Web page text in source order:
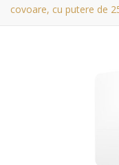
covoare, cu putere de